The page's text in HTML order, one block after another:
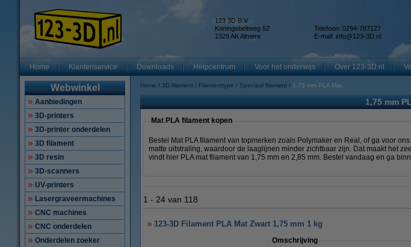
123 3D B.V.
Koningsbeltweg 52
1329 AK Almere
Telefoon: 0294-787127
E-mail: info@123-3D.nl
Home Klantenservice Downloads Helpcentrum Voor het onderwijs Over 123-3D.nl
Webwinkel
Aanbiedingen
3D-printers
3D-printer onderdelen
3D filament
3D resin
3D-scanners
UV-printers
Lasergraveermachines
CNC machines
CNC onderdelen
Onderdelen zoeker
Home 3D filament Filamenttype Speciaal filament 1,75 mm PLA Mat
1,75 mm
Mat PLA filament kopen
Bestel Mat PLA filament van topmerken zoals Polymaker en Real, of ga voor
matte uitstraling, waardoor de laaglijnen minder zichtbaar zijn. Dat maakt het
vindt hier PLA mat filament van 1,75 mm en 2,85 mm. Bestel vandaag en ga
1 - 24 van 118
123-3D Filament PLA Mat Zwart 1,75 mm 1 kg
Omschrijving